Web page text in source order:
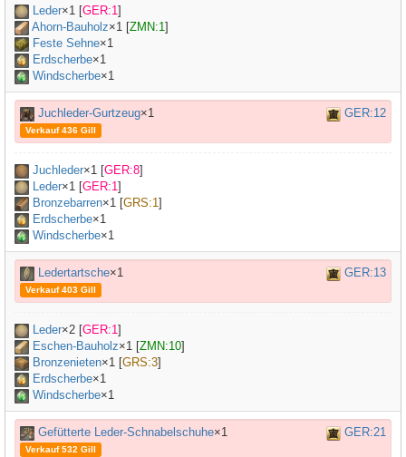
Leder×1 [GER:1]
Ahorn-Bauholz×1 [ZMN:1]
Feste Sehne×1
Erdscherbe×1
Windscherbe×1
Juchleder-Gurtzeug×1 GER:12
Verkauf 436 Gill
Juchleder×1 [GER:8]
Leder×1 [GER:1]
Bronzebarren×1 [GRS:1]
Erdscherbe×1
Windscherbe×1
Ledertartsche×1 GER:13
Verkauf 403 Gill
Leder×2 [GER:1]
Eschen-Bauholz×1 [ZMN:10]
Bronzenieten×1 [GRS:3]
Erdscherbe×1
Windscherbe×1
Gefütterte Leder-Schnabelschuhe×1 GER:21
Verkauf 532 Gill